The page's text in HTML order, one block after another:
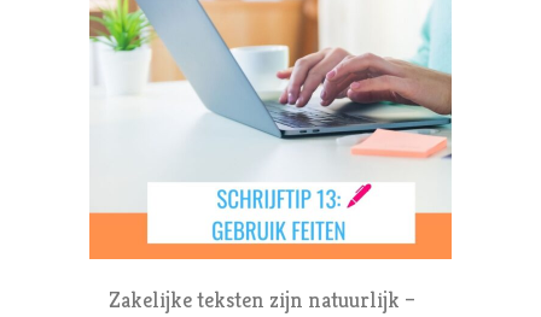
Zakelijke teksten zijn natuurlijk –